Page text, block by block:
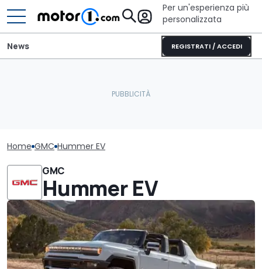
Per un'esperienza più
personalizzata
REGISTRATI / ACCEDI
News
Home GMC Hummer EV
GMC
Hummer EV